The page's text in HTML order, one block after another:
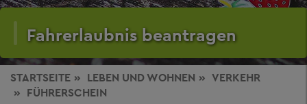
Fahrerlaubnis beantragen
STARTSEITE LEBEN UND WOHNEN
VERKEHR
FÜHRERSCHEIN